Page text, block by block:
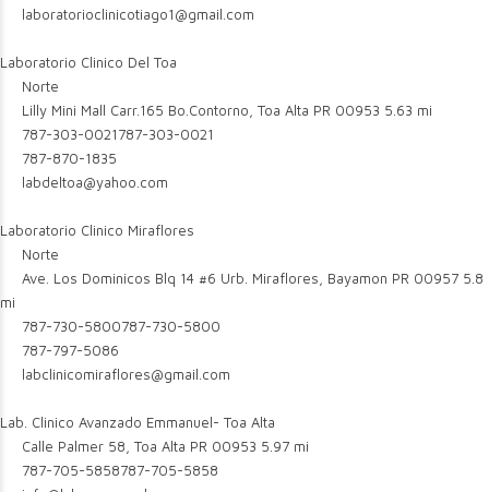
laboratorioclinicotiago1@gmail.com
Laboratorio Clinico Del Toa
Norte
Lilly Mini Mall Carr.165 Bo.Contorno, Toa Alta PR 00953 5.63 mi
787-303-0021787-303-0021
787-870-1835
labdeltoa@yahoo.com
Laboratorio Clinico Miraflores
Norte
Ave. Los Dominicos Blq 14 #6 Urb. Miraflores, Bayamon PR 00957 5.8
mi
787-730-5800787-730-5800
787-797-5086
labclinicomiraflores@gmail.com
Lab. Clinico Avanzado Emmanuel- Toa Alta
Calle Palmer 58, Toa Alta PR 00953 5.97 mi
787-705-5858787-705-5858